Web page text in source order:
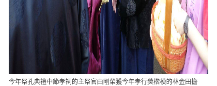
今年祭孔典禮中節孝祠的主祭官由剛榮獲今年孝行獎楷模的林金田擔